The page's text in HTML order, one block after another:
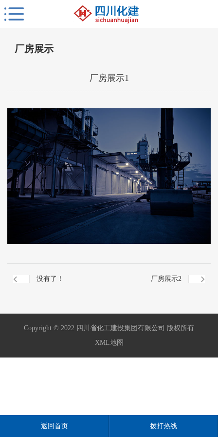
厂房展示
厂房展示1
没有了！ 厂房展示2
Copyright © 2022 四川省化工建投集团有限公司 版权所有
XML地图
返回首页 拨打热线